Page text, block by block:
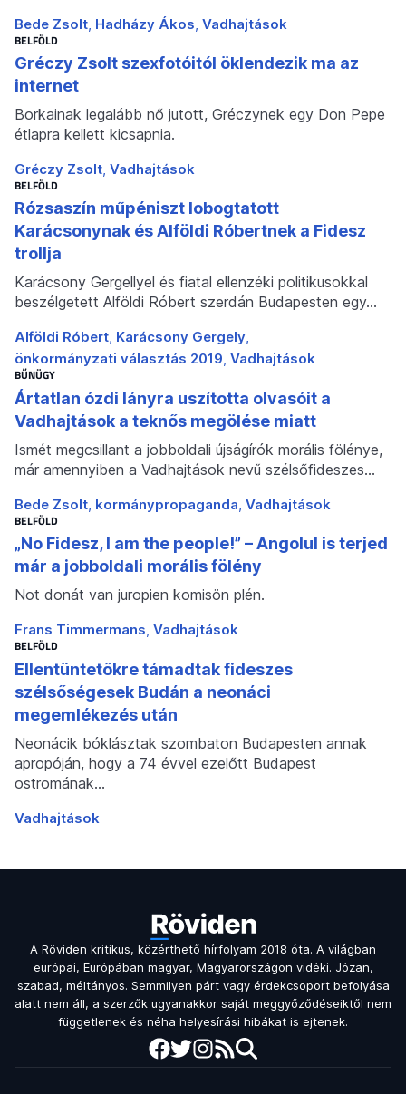
Bede Zsolt Hadházy Ákos Vadhajtások
BELFÖLD
Gréczy Zsolt szexfotóitól öklendezik ma az
internet
Borkainak legalább nő jutott, Gréczynek egy Don Pepe
étlapra kellett kicsapnia.
Gréczy Zsolt Vadhajtások
BELFÖLD
Rózsaszín műpéniszt lobogtatott
Karácsonynak és Alföldi Róbertnek a Fidesz
trollja
Karácsony Gergellyel és fiatal ellenzéki politikusokkal
beszélgetett Alföldi Róbert szerdán Budapesten egy…
Alföldi Róbert Karácsony Gergely
önkormányzati választás 2019 Vadhajtások
BŰNÜGY
Ártatlan ózdi lányra uszította olvasóit a
Vadhajtások a teknős megölése miatt
Ismét megcsillant a jobboldali újságírók morális fölénye,
már amennyiben a Vadhajtások nevű szélsőfideszes…
Bede Zsolt kormánypropaganda Vadhajtások
BELFÖLD
„No Fidesz, I am the people!” – Angolul is terjed
már a jobboldali morális fölény
Not donát van juropien komisön plén.
Frans Timmermans Vadhajtások
BELFÖLD
Ellentüntetőkre támadtak fideszes
szélsőségesek Budán a neonáci
megemlékezés után
Neonácik bóklásztak szombaton Budapesten annak
apropóján, hogy a 74 évvel ezelőtt Budapest
ostromának…
Vadhajtások
A Röviden kritikus, közérthető hírfolyam 2018 óta. A világban
európai, Európában magyar, Magyarországon vidéki. Józan,
szabad, méltányos. Semmilyen párt vagy érdekcsoport befolyása
alatt nem áll, a szerzők ugyanakkor saját meggyőződéseiktől nem
függetlenek és néha helyesírási hibákat is ejtenek.